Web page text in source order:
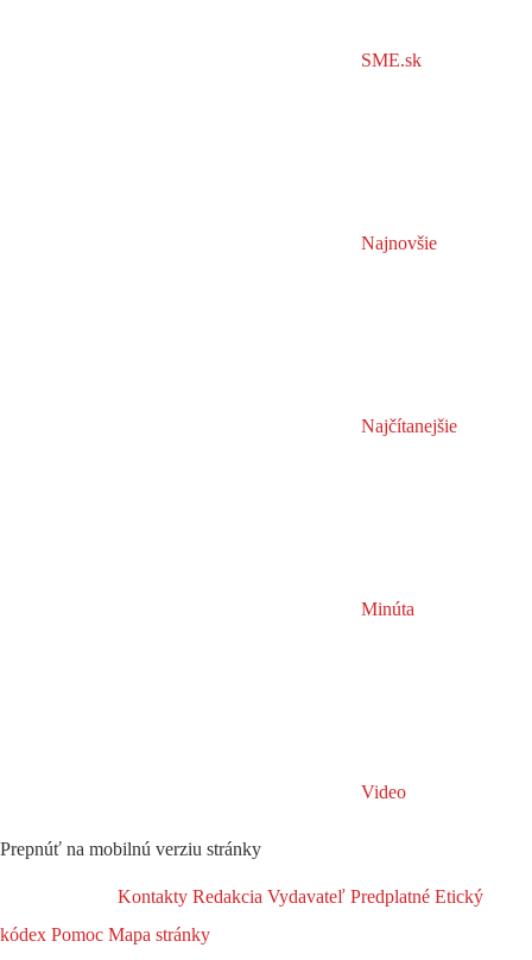
SME.sk
Najnovšie
Najčítanejšie
Minúta
Video
Prepnúť na mobilnú verziu stránky
Kontakty Redakcia Vydavateľ Predplatné Etický
kódex Pomoc Mapa stránky